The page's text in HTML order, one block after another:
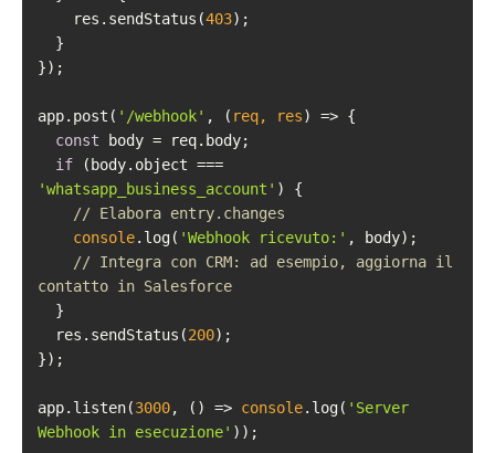
    res.sendStatus(
403
app.post( '/webhook' , ( req, res) =>
const
if
'whatsapp_business_account'
// Elabora entry.changes
console.log( 'Webhook ricevuto:'
// Integra con CRM: ad esempio, aggiorna il
contatto in Salesforce
  res.sendStatus(
200
app.listen(3000, () => console.log( 'Server
Webhook in esecuzione'